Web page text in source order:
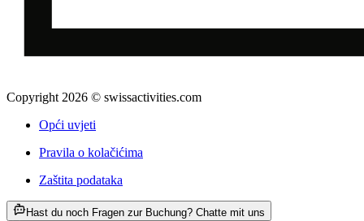
Copyright 2026 © swissactivities.com
Opći uvjeti
Pravila o kolačićima
Zaštita podataka
Hast du noch Fragen zur Buchung? Chatte mit uns